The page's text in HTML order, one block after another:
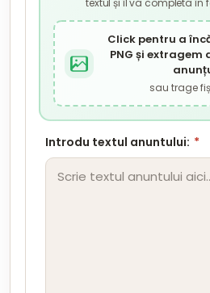
textul și îl va completa în
Click pentru a
PNG și
sau trage
Introdu textul anuntului: *